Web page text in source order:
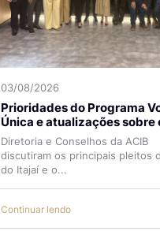
03/08/2026
Prioridades do Programa
Única e atualizações sobre
Aeroporto de Navegantes
temas de reunião na ACIB
Diretoria e Conselhos da ACIB
discutiram os principais pleitos
do Itajaí e o...
Continuar lendo